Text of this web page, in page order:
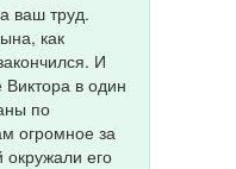
ваш труд.
как
И
в один
по
огромное за
окружали его